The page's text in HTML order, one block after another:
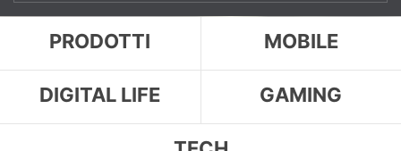
PRODOTTI MOBILE
DIGITAL LIFE GAMING